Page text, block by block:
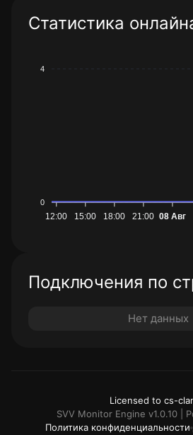
Статистика
4
0
12:00 15:00 18:00 21:00 08 Авг
Подключения по
Нет данных
Политика конфиденциальности
Licensed to cs-
SVV Monitor Engine v1.0.10 |